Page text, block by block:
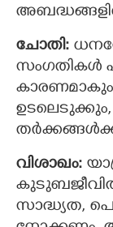
ചോതി:
സംഗതികള്‍
വിശാഖം:
സാദ്ധ്യത,